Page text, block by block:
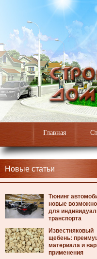
Главная
Новые статьи
Тюнинг
новые
для
транспорта
Известняковый
щебень:
материала и
применения